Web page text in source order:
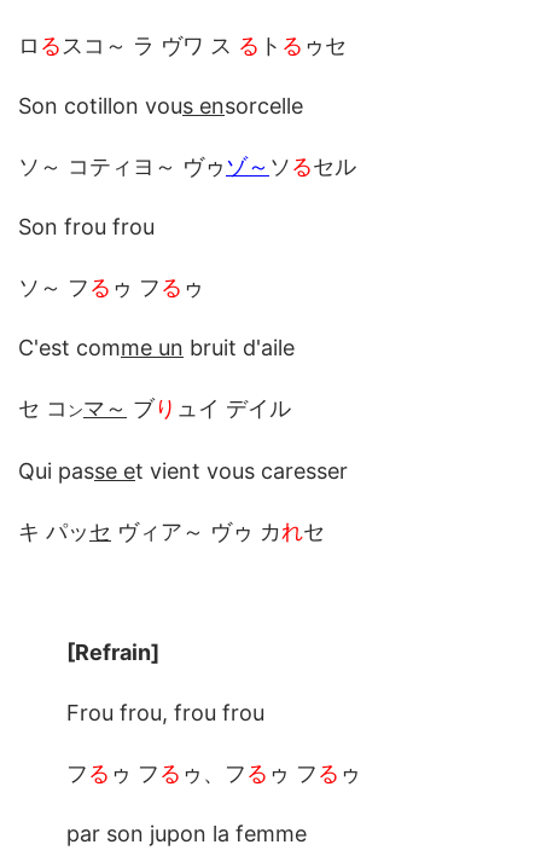
ロ るスコ～ ラ ヴワ ス る ト る ゥセ
Son cotillon vous ensorcelle
ソ～ コティヨ～ ヴゥゾ～ ソるセル
Son frou frou
ソ～ フる ゥ フる ゥ
C'est comme un bruit d'aile
セ コ ンマ～ ブり ュイ デイル
Qui passe et vient vous caresser
キ パッセ ヴィア～ ヴゥ カれセ
[Refrain]
Frou frou, frou frou
フる ゥ フる ゥ、フる ゥ フる ゥ
par son jupon la femme